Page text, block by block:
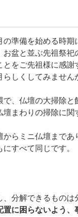
準備を始める時期
お盆と並ぶ先祖祭祀
をご先祖様に感謝
しくしてみません
、仏壇の大掃除と
まわりの掃除に関
らミニ仏壇まであ
すべて同じです。
分解できるもの
置に困らないよう